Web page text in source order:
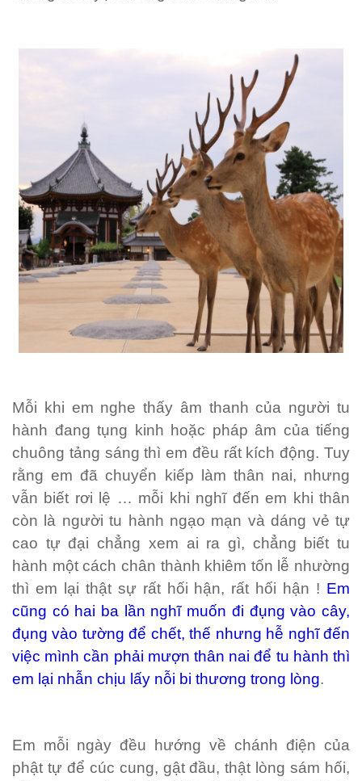
Mỗi khi em nghe thấy âm thanh của người tu
hành đang tụng kinh hoặc pháp âm của tiếng
chuông tảng sáng thì em đều rất kích động. Tuy
rằng em đã chuyển kiếp làm thân nai, nhưng
vẫn biết rơi lệ … mỗi khi nghĩ đến em khi thân
còn là người tu hành ngạo mạn và dáng vẻ tự
cao tự đại chẳng xem ai ra gì, chẳng biết tu
hành một cách chân thành khiêm tốn lễ nhường
thì em lại thật sự rất hối hận, rất hối hận ! Em
cũng có hai ba lần nghĩ muốn đi đụng vào cây,
đụng vào tường để chết, thế nhưng hễ nghĩ đến
việc mình cần phải mượn thân nai để tu hành thì
em lại nhẫn chịu lấy nỗi bi thương trong lòng.
Em mỗi ngày đều hướng về chánh điện của
phật tự để cúc cung, gật đầu, thật lòng sám hối,